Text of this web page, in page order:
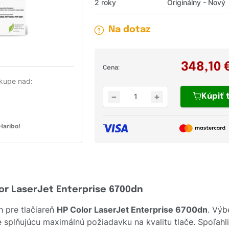
nad:
2 roky Originálny - Nový
Na dotaz
Cena: 348,10
Kúpiť
LaserJet Enterprise 6700dn
pre tlačiareň HP Color LaserJet Enterprise 6700dn.
maximálnú požiadavku na kvalitu tlače.